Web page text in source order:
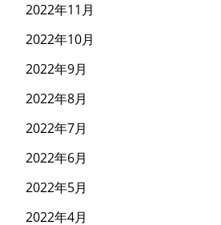
2022年11月
2022年10月
2022年9月
2022年8月
2022年7月
2022年6月
2022年5月
2022年4月